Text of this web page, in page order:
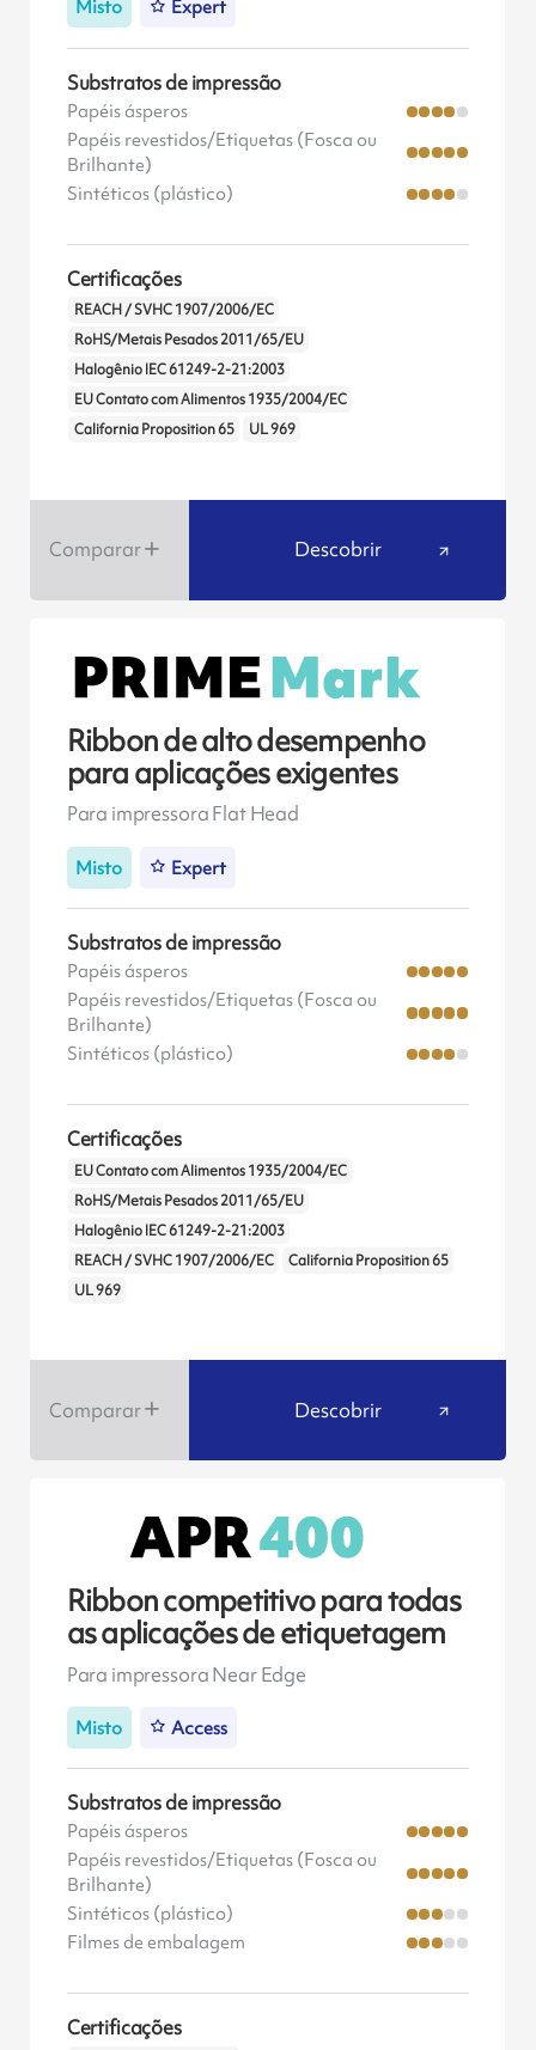
Misto Expert
Substratos de impressão
Papéis ásperos
Papéis revestidos/Etiquetas (Fosca ou
Brilhante)
Sintéticos (plástico)
Certificações
REACH / SVHC 1907/2006/EC
RoHS/Metais Pesados 2011/65/EU
Halogênio IEC 61249-2-21:2003
EU Contato com Alimentos 1935/2004/EC
California Proposition 65
UL 969
Comparar Descobrir
Ribbon de alto desempenho
para aplicações exigentes
Para impressora Flat Head
Misto Expert
Substratos de impressão
Papéis ásperos
Papéis revestidos/Etiquetas (Fosca ou
Brilhante)
Sintéticos (plástico)
Certificações
EU Contato com Alimentos 1935/2004/EC
RoHS/Metais Pesados 2011/65/EU
Halogênio IEC 61249-2-21:2003
REACH / SVHC 1907/2006/EC
California Proposition 65
UL 969
Comparar Descobrir
Ribbon competitivo para todas
as aplicações de etiquetagem
Para impressora Near Edge
Misto Access
Substratos de impressão
Papéis ásperos
Papéis revestidos/Etiquetas (Fosca ou
Brilhante)
Sintéticos (plástico)
Filmes de embalagem
Certificações